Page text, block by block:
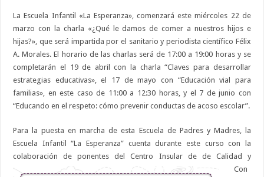
La Escuela Infantil «La Esperanza», comenzará este miércoles 22 de
marzo con la charla «¿Qué le damos de comer a nuestros hijos e
hijas?», que será impartida por el sanitario y periodista científico Félix
A. Morales. El horario de las charlas será de 17:00 a 19:00 horas y se
completarán el 19 de abril con la charla “Claves para desarrollar
estrategias educativas», el 17 de mayo con “Educación vial para
familias», en este caso de 11:00 a 12:30 horas, y el 7 de junio con
“Educando en el respeto: cómo prevenir conductas de acoso escolar”.
Para la puesta en marcha de esta Escuela de Padres y Madres, la
Escuela Infantil “La Esperanza” cuenta durante este curso con la
colaboración de ponentes del Centro Insular de de Calidad y
Con